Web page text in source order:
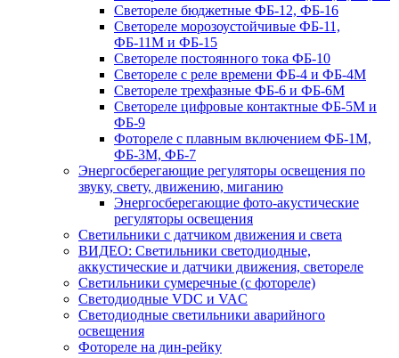
Светореле бюджетные ФБ-12, ФБ-16
Светореле морозоустойчивые ФБ-11,
ФБ-11М и ФБ-15
Светореле постоянного тока ФБ-10
Светореле с реле времени ФБ-4 и ФБ-4М
Светореле трехфазные ФБ-6 и ФБ-6М
Светореле цифровые контактные ФБ-5М и
ФБ-9
Фотореле с плавным включением ФБ-1М,
ФБ-3М, ФБ-7
Энергосберегающие регуляторы освещения по
звуку, свету, движению, миганию
Энергосберегающие фото-акустические
регуляторы освещения
Светильники с датчиком движения и света
ВИДЕО: Светильники светодиодные,
аккустические и датчики движения, светореле
Светильники сумеречные (с фотореле)
Светодиодные VDC и VAC
Светодиодные светильники аварийного
освещения
Фотореле на дин-рейку